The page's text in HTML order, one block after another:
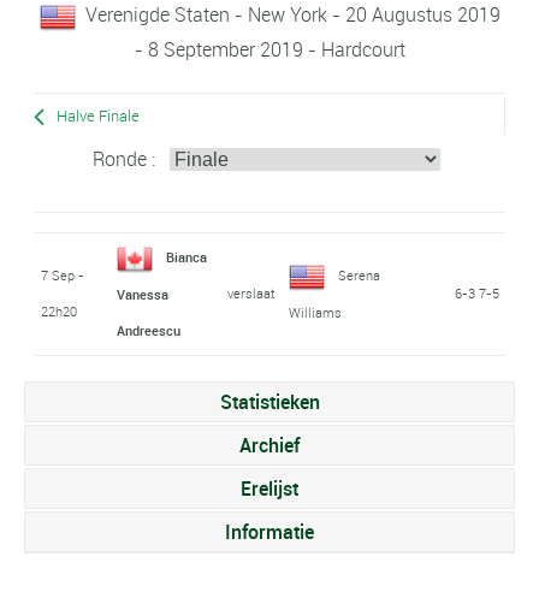
Verenigde Staten - New York - 20 Augustus 2019
- 8 September 2019 - Hardcourt
Halve Finale
Ronde :
7 Sep -
22h20
Bianca
Vanessa
Andreescu
verslaat
Serena
Williams
6-3 7-5
Statistieken
Archief
Erelijst
Informatie